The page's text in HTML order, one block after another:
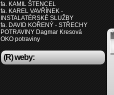
fa. KAMIL ŠTENCEL
fa. KAREL VAVŘÍNEK -
INSTALATÉRSKÉ SLUŽBY
fa. DAVID KOŘENÝ - STŘECHY
POTRAVINY Dagmar Kresová
OKO potraviny
(R) weby: